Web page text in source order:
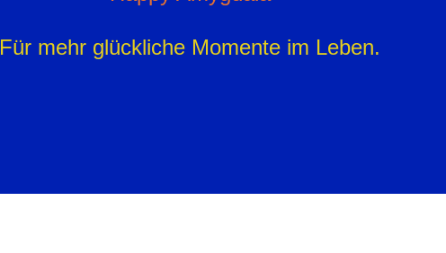
Für mehr glückliche Momente im Leben.